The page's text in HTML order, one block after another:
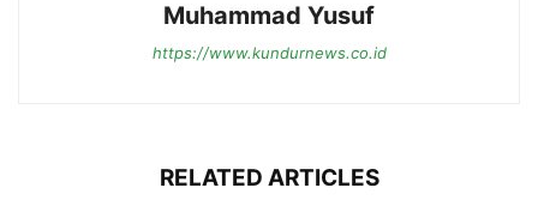
Muhammad Yusuf
https://www.kundurnews.co.id
RELATED ARTICLES